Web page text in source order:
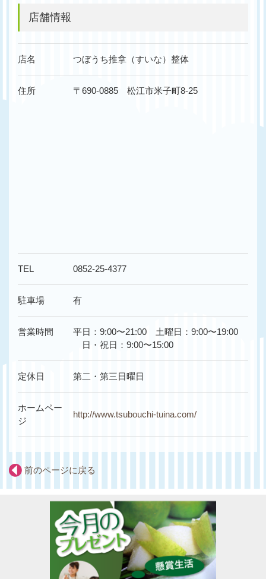
店舗情報
店名 つぼうち推拿（すいな）整体
住所 〒690-0885 松江市米子町8-25
TEL 0852-25-4377
駐車場 有
営業時間
平日：9:00〜21:00 土曜日：9:00〜19:00
日・祝日：9:00〜15:00
定休日 第二・第三日曜日
ホームペー
ジ
http://www.tsubouchi-tuina.com/
前のページに戻る